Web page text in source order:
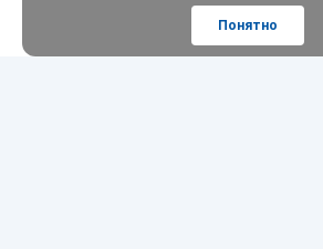
Понятно